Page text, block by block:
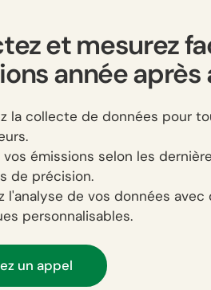
et mesurez
année après
la collecte de données pour
vos émissions selon les
de précision.
l'analyse de vos données
personnalisables.
un appel